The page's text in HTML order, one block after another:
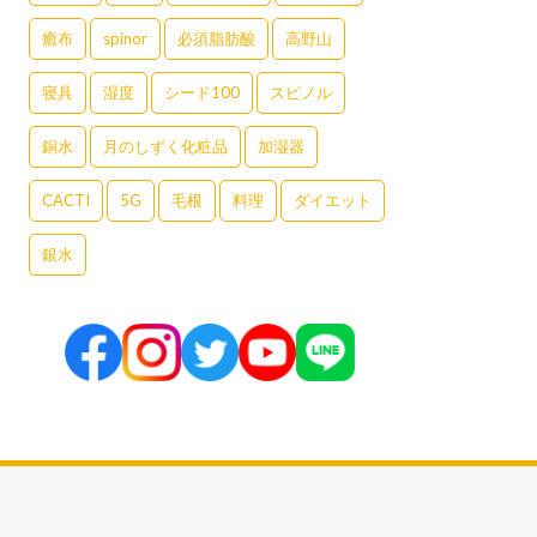
癒布 spinor 必須脂肪酸 高野山
寝具 湿度 シード100 スピノル
銅水 月のしずく化粧品 加湿器
CACTI 5G 毛根 料理 ダイエット
銀水